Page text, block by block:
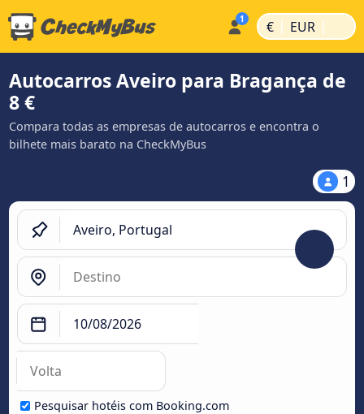
€ | EUR |
Autocarros Aveiro para Bragança de
8 €
Compara todas as empresas de autocarros e encontra o
bilhete mais barato na CheckMyBus
1
Pesquisar hotéis com Booking.com